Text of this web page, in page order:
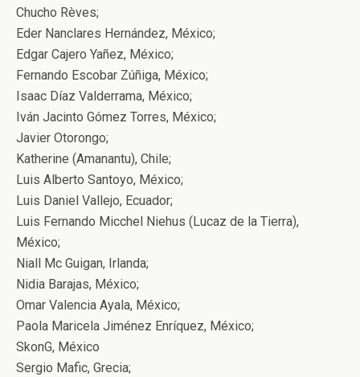
Chucho Rèves;
Eder Nanclares Hernández, México;
Edgar Cajero Yañez, México;
Fernando Escobar Zúñiga, México;
Isaac Díaz Valderrama, México;
Iván Jacinto Gómez Torres, México;
Javier Otorongo;
Katherine (Amanantu), Chile;
Luis Alberto Santoyo, México;
Luis Daniel Vallejo, Ecuador;
Luis Fernando Micchel Niehus (Lucaz de la Tierra),
México;
Niall Mc Guigan, Irlanda;
Nidia Barajas, México;
Omar Valencia Ayala, México;
Paola Maricela Jiménez Enríquez, México;
SkonG, México
Sergio Mafic, Grecia;